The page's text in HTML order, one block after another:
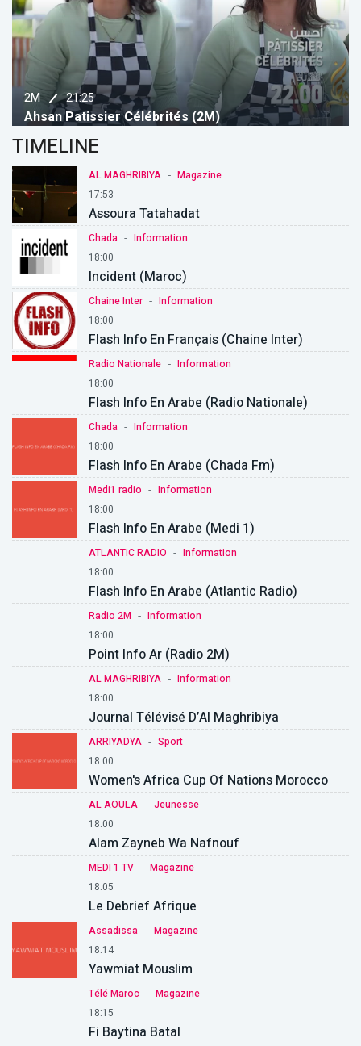
2M 21:25
Ahsan Patissier Célébrités (2M)
TIMELINE
AL MAGHRIBIYA - Magazine
17:53
Assoura Tatahadat
Chada - Information
18:00
Incident (Maroc)
Chaine Inter - Information
18:00
Flash Info En Français (chaine Inter)
Radio Nationale - Information
18:00
Flash Info En Arabe (Radio Nationale)
Chada - Information
18:00
Flash Info En Arabe (Chada Fm)
Medi1 radio - Information
18:00
Flash Info En Arabe (Medi 1)
ATLANTIC RADIO - Information
18:00
Flash Info En Arabe (Atlantic Radio)
Radio 2M - Information
18:00
Point Info Ar (Radio 2M)
AL MAGHRIBIYA - Information
18:00
Journal Télévisé D’Al Maghribiya
ARRIYADYA - Sport
18:00
Women's Africa Cup Of Nations Morocco
AL AOULA - Jeunesse
18:00
Alam Zayneb Wa Nafnouf
MEDI 1 TV - Magazine
18:05
Le Debrief Afrique
Assadissa - Magazine
18:14
Yawmiat Mouslim
Télé Maroc - Magazine
18:15
Fi Baytina Batal